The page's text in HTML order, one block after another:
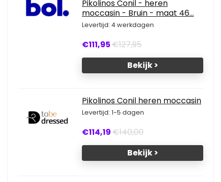
Pikolinos Conil - heren
moccasin - Bruin - maat 46...
Levertijd: 4 werkdagen
€111,95€127,95
Bekijk >
Pikolinos Conil heren moccasin
Levertijd: 1-5 dagen
€114,19€140,00
Bekijk >